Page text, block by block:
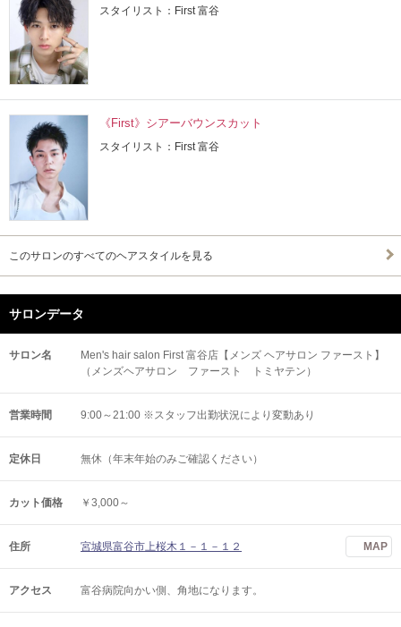
スタイリスト：First 富谷
《First》シアーバウンスカット
スタイリスト：First 富谷
このサロンのすべてのヘアスタイルを見る
サロンデータ
サロン名
Men's hair salon First 富谷店【メンズ ヘアサロン ファースト】
（メンズヘアサロン ファースト トミヤテン）
営業時間 9:00～21:00 ※スタッフ出勤状況により変動あり
定休日 無休（年末年始のみご確認ください）
カット価格 ￥3,000～
住所 宮城県富谷市上桜木１－１－１２ MAP
アクセス 富谷病院向かい側、角地になります。